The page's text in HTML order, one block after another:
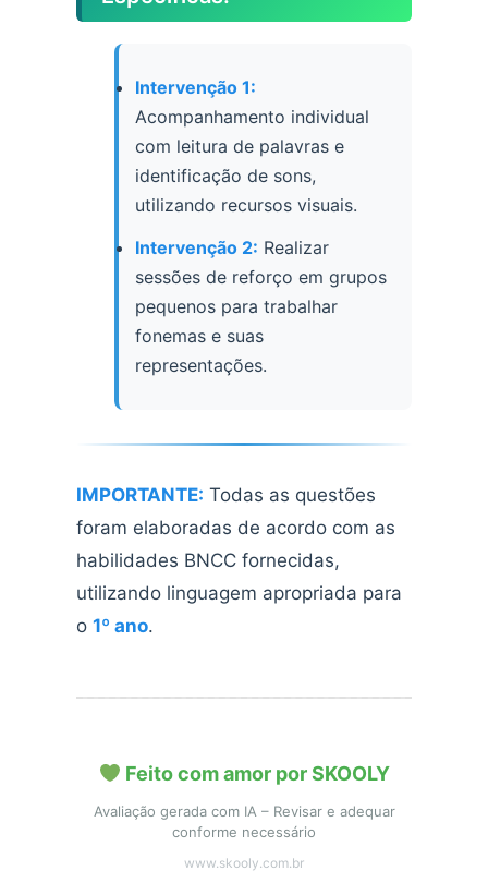
Intervenção 1:
Acompanhamento individual
com leitura de palavras e
identificação de sons,
utilizando recursos visuais.
Intervenção 2: Realizar
sessões de reforço em grupos
pequenos para trabalhar
fonemas e suas
representações.
IMPORTANTE: Todas as questões
foram elaboradas de acordo com as
habilidades BNCC fornecidas,
utilizando linguagem apropriada para
o 1º ano.
Feito com amor por SKOOLY
Avaliação gerada com IA – Revisar e adequar
conforme necessário
www.skooly.com.br